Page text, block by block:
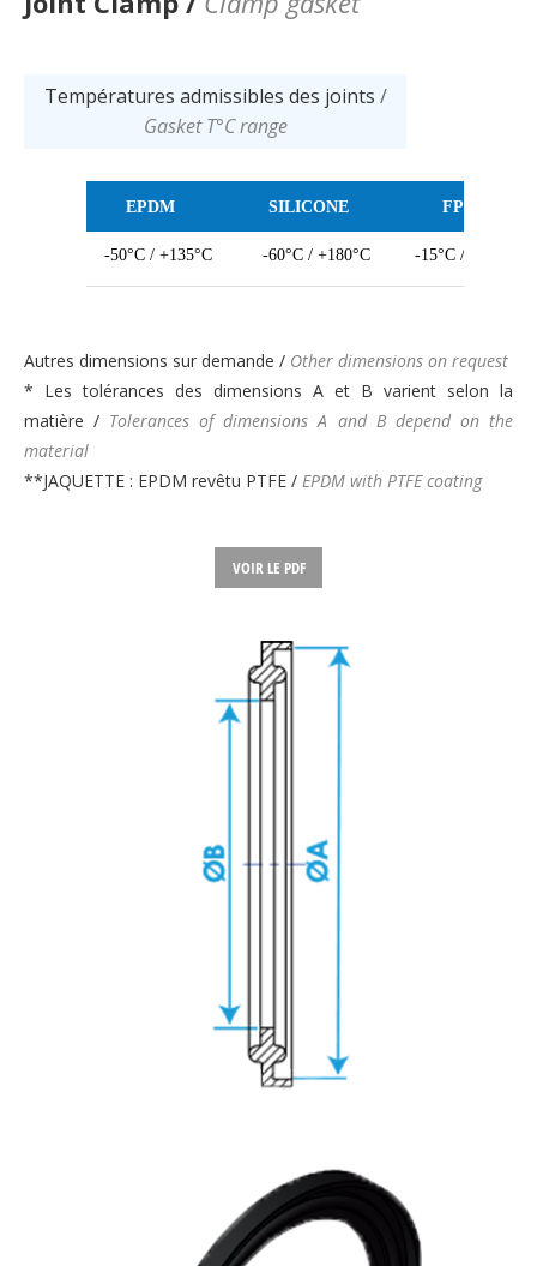
Températures admissibles des joints /
Gasket T°C range
EPDM SILICONE FPM
-50°C / +135°C -60°C / +180°C -15°C / +250°C
Autres dimensions sur demande / Other dimensions on request
* Les tolérances des dimensions A et B varient selon la
matière / Tolerances of dimensions A and B depend on the
material
**JAQUETTE : EPDM revêtu PTFE / EPDM with PTFE coating
VOIR LE PDF